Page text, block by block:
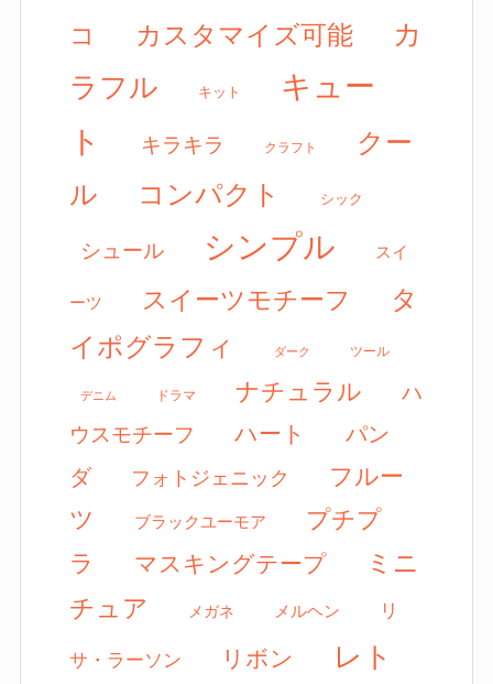
コ
カスタマイズ可能
カ
ラフル
キット
キュー
ト
キラキラ クラフト
クー
ル
コンパクト シック
シュール シンプル スイ
ーツ スイーツモチーフ
タ
イポグラフィ
ダーク ツール
デニム ドラマ ナチュラル
ハ
ウスモチーフ
ハート
パン
ダ
フォトジェニック
フルー
ツ
ブラックユーモア
プチプ
ラ
マスキングテープ
ミニ
チュア
メガネ メルヘン リ
サ・ラーソン リボン
レト